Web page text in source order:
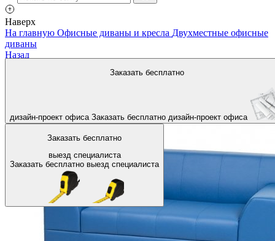
Наверх
Заказать бесплатно
дизайн-проект офиса Заказать бесплатно дизайн-проект офиса
Заказать бесплатно
выезд специалиста
Заказать бесплатно выезд специалиста
На главную Офисные диваны и кресла Двухместные офисные
диваны
Назад